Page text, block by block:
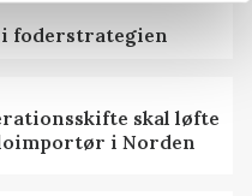
i foderstrategien
skal løfte
i Norden